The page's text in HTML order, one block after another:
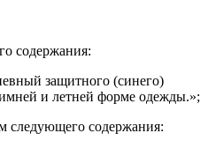
содержания:
защитного (синего)
и летней форме одежды.»;
следующего содержания: